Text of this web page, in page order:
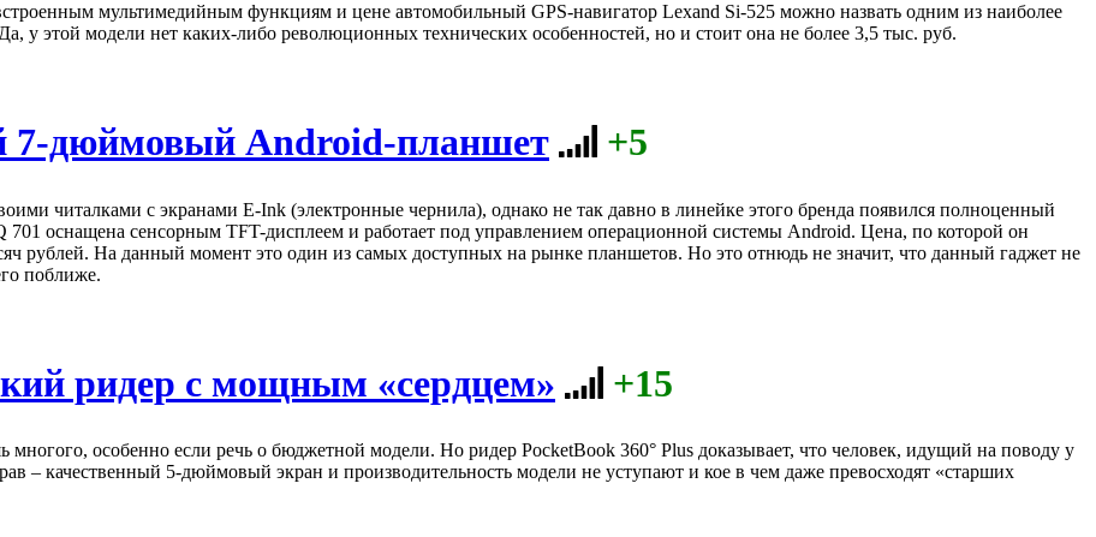
мультимедийным функциям и цене автомобильный GPS-навигатор Lexand Si-525 можно назвать одним из наиболее
у этой модели нет каких-либо революционных технических особенностей, но и стоит она не более 3,5 тыс. руб.
7-дюймовый Android-планшет +5
читалками с экранами E-Ink (электронные чернила), однако не так давно в линейке этого бренда появился полноценный
оснащена сенсорным TFT-дисплеем и работает под управлением операционной системы Android. Цена, по которой он
рублей. На данный момент это один из самых доступных на рынке планшетов. Но это отнюдь не значит, что данный гаджет не
поближе.
ридер с мощным «сердцем» +15
особенно если речь о бюджетной модели. Но ридер PocketBook 360° Plus доказывает, что человек, идущий на поводу у
– качественный 5-дюймовый экран и производительность модели не уступают и кое в чем даже превосходят «старших